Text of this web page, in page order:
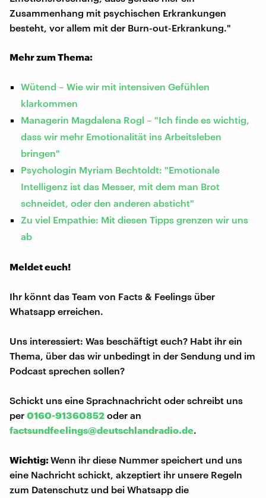
Zusammenhang mit psychischen Erkrankungen
besteht, vor allem mit der Burn-out-Erkrankung."
Mehr zum Thema:
Wütend – Wie wir mit intensiven Gefühlen
klarkommen
Managerin Magdalena Rogl – "Ich finde es wichtig,
dass wir mehr Emotionalität ins Arbeitsleben
bringen"
Psychologin Myriam Bechtoldt: "Emotionale
Intelligenz ist das Messer, mit dem man Brot
schneidet, oder den anderen absticht"
Zu viel Empathie: Mit diesen Tipps grenzen wir uns
ab
Meldet euch!
Ihr könnt das Team von Facts & Feelings über
Whatsapp erreichen.
Uns interessiert: Was beschäftigt euch? Habt ihr ein
Thema, über das wir unbedingt in der Sendung und im
Podcast sprechen sollen?
Schickt uns eine Sprachnachricht oder schreibt uns
per 0160-91360852 oder an
factsundfeelings@deutschlandradio.de.
Wichtig:Wenn ihr diese Nummer speichert und uns
eine Nachricht schickt, akzeptiert ihr unsere Regeln
zum Datenschutz und bei Whatsapp die